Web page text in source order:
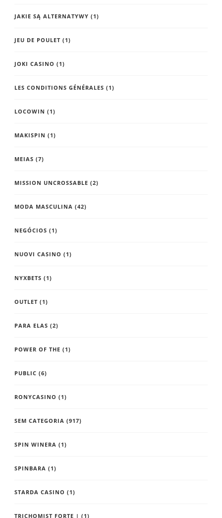
JAKIE SĄ ALTERNATYWY (1)
JEU DE POULET (1)
JOKI CASINO (1)
LES CONDITIONS GÉNÉRALES (1)
LOCOWIN (1)
MAKISPIN (1)
MEIAS (7)
MISSION UNCROSSABLE (2)
MODA MASCULINA (42)
NEGÓCIOS (1)
NUOVI CASINO (1)
NYXBETS (1)
OUTLET (1)
PARA ELAS (2)
POWER OF THE (1)
PUBLIC (6)
RONYCASINO (1)
SEM CATEGORIA (917)
SPIN WINERA (1)
SPINBARA (1)
STARDA CASINO (1)
TRICHOMIST FORTE | (1)